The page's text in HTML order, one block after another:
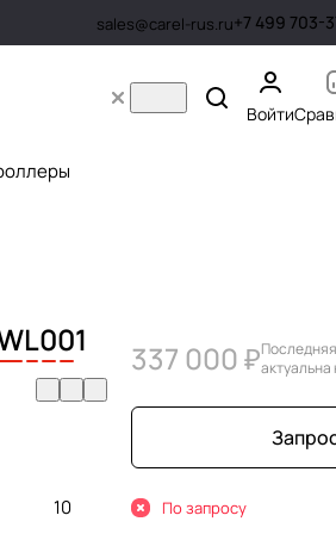
sales@carel-rus.ru+7 499 703-
Войти
L001
10
337 000 ₽актуальна
По запросу